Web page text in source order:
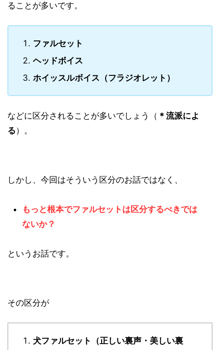
ることが多いです。
ファルセット
ヘッドボイス
ホイッスルボイス（フラジオレット）
などに区分されることが多いでしょう（ ＊流派によ
る）。
しかし、今回はそういう区分のお話ではなく、
もっと根本でファルセットは区分するべきでは
ないか？
というお話です。
その区分が
犬ファルセット（正しい裏声・美しい裏